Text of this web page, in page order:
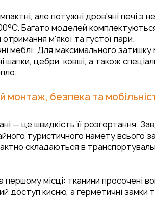
але потужні дров'яні печі з
Багато моделей
м'якої та густої пари.
меблі: Для максимального
шапки, цебри, ковші, а також
монтаж, безпека та
— це швидкість її розгортання.
туристичного намету всього
складаються в
першому місці: тканини просочені
доступ кисню, а герметичні замки